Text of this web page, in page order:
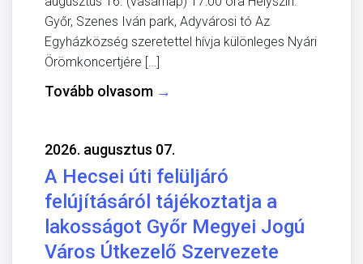
Győr, Szenes Iván park, Adyvárosi tó Az
Egyházközség szeretettel hívja különleges Nyári
Örömkoncertjére […]
Tovább olvasom →
2026. augusztus 07.
A Hecsei úti felüljáró
felújításáról tájékoztatja a
lakosságot Győr Megyei Jogú
Város Útkezelő Szervezete